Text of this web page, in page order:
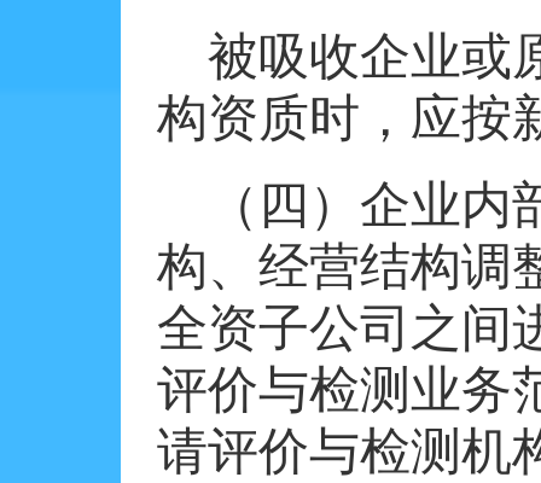
被吸收企业或
构资质时，应按
（四）企业
构、经营结构调
全资子公司之间
评价与检测业务
请评价与检测机